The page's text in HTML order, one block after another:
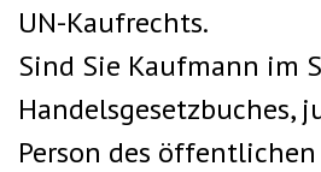
UN-Kaufrechts.
Sind Sie Kaufmann im
Handelsgesetzbuches,
Person des